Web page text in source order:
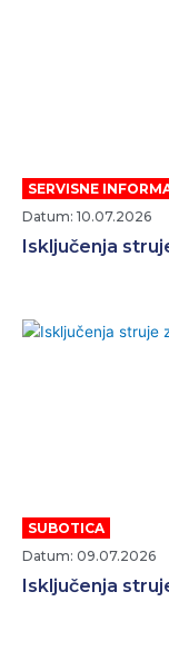
SERVISNE
Datum: 10.07.2026
Isključenja
SUBOTICA
Datum: 09.07.2026
Isključenja